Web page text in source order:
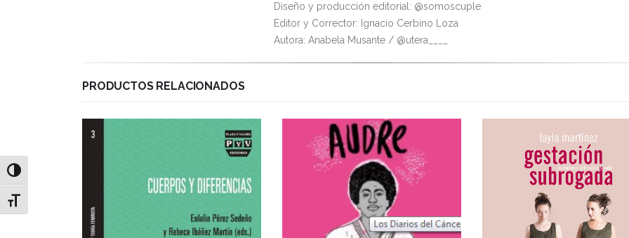
Alternar alto contraste
Alternar tamaño de letra
Diseño y producción editorial: @somoscuple
Editor y Corrector: Ignacio Cerbino Loza
Autora: Anabela Musante / @utera____
PRODUCTOS RELACIONADOS